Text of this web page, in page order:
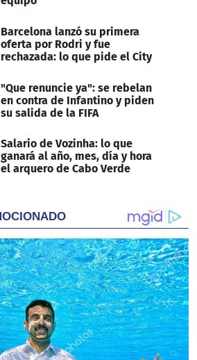
Barcelona lanzó su primera
oferta por Rodri y fue
rechazada: lo que pide el City
"Que renuncie ya": se rebelan
en contra de Infantino y piden
su salida de la FIFA
Salario de Vozinha: lo que
ganará al año, mes, día y hora
el arquero de Cabo Verde